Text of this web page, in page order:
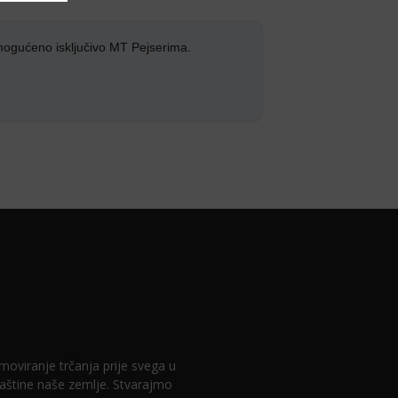
isključivo MT Pejserima.
trčanja prije svega u
naše zemlje. Stvarajmo